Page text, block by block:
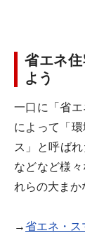
省エネ
よう
一口に「省
によって「
ス」と呼ば
などなど様
れらの大まか
→省エネ・ス